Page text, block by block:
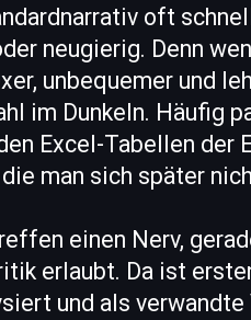
oft
neugierig. Denn
unbequemer und
im Dunkeln. Häufig
Excel-Tabellen der
man sich später
einen Nerv,
erlaubt. Da ist
und als